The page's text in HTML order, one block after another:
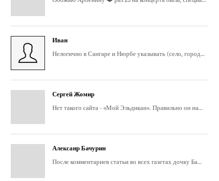
Иван
Нелогично в Сангаре и Нюрбе указывать (село, город...
Сергей Жомир
Нет такого сайта - «Мой Эльдикан». Правильно он на...
Алексанр Бачурин
После комментариев статьи во всех газетах дочку Ба...